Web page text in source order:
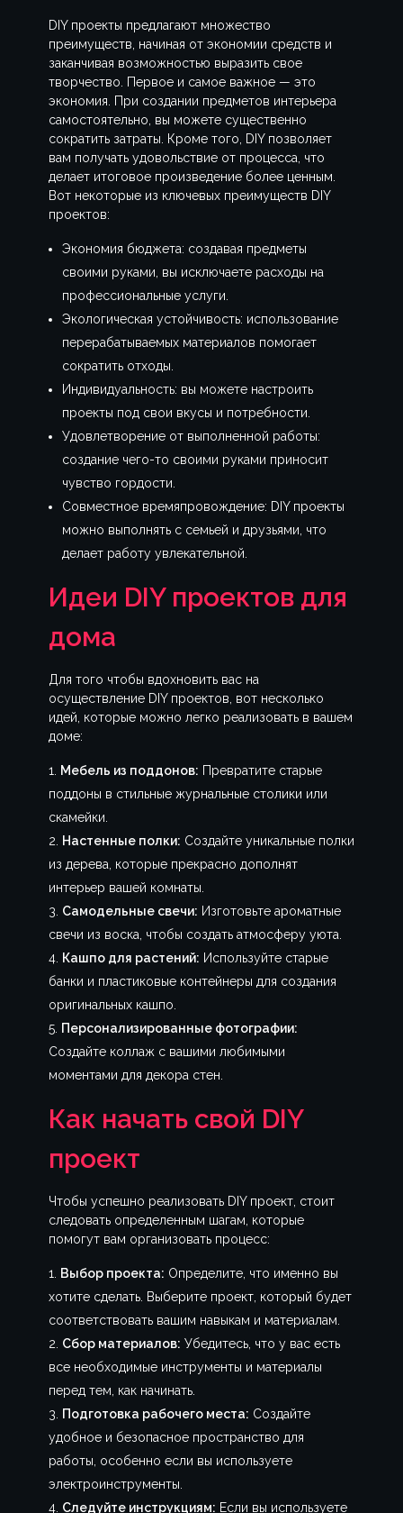
DIY проекты предлагают множество
преимуществ, начиная от экономии средств и
заканчивая возможностью выразить свое
творчество. Первое и самое важное — это
экономия. При создании предметов интерьера
самостоятельно, вы можете существенно
сократить затраты. Кроме того, DIY позволяет
вам получать удовольствие от процесса, что
делает итоговое произведение более ценным.
Вот некоторые из ключевых преимуществ DIY
проектов:
Экономия бюджета: создавая предметы
своими руками, вы исключаете расходы на
профессиональные услуги.
Экологическая устойчивость: использование
перерабатываемых материалов помогает
сократить отходы.
Индивидуальность: вы можете настроить
проекты под свои вкусы и потребности.
Удовлетворение от выполненной работы:
создание чего-то своими руками приносит
чувство гордости.
Совместное времяпровождение: DIY проекты
можно выполнять с семьей и друзьями, что
делает работу увлекательной.
Идеи DIY проектов для
дома
Для того чтобы вдохновить вас на
осуществление DIY проектов, вот несколько
идей, которые можно легко реализовать в вашем
доме:
Мебель из поддонов: Превратите старые
поддоны в стильные журнальные столики или
скамейки.
Настенные полки: Создайте уникальные полки
из дерева, которые прекрасно дополнят
интерьер вашей комнаты.
Самодельные свечи: Изготовьте ароматные
свечи из воска, чтобы создать атмосферу уюта.
Кашпо для растений: Используйте старые
банки и пластиковые контейнеры для создания
оригинальных кашпо.
Персонализированные фотографии:
Создайте коллаж с вашими любимыми
моментами для декора стен.
Как начать свой DIY
проект
Чтобы успешно реализовать DIY проект, стоит
следовать определенным шагам, которые
помогут вам организовать процесс:
Выбор проекта: Определите, что именно вы
хотите сделать. Выберите проект, который будет
соответствовать вашим навыкам и материалам.
Сбор материалов: Убедитесь, что у вас есть
все необходимые инструменты и материалы
перед тем, как начинать.
Подготовка рабочего места: Создайте
удобное и безопасное пространство для
работы, особенно если вы используете
электроинструменты.
Следуйте инструкциям: Если вы используете